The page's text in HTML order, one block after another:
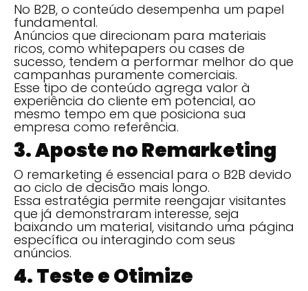
No B2B, o conteúdo desempenha um papel
fundamental.
Anúncios que direcionam para materiais
ricos, como whitepapers ou cases de
sucesso, tendem a performar melhor do que
campanhas puramente comerciais.
Esse tipo de conteúdo agrega valor à
experiência do cliente em potencial, ao
mesmo tempo em que posiciona sua
empresa como referência.
3. Aposte no Remarketing
O remarketing é essencial para o B2B devido
ao ciclo de decisão mais longo.
Essa estratégia permite reengajar visitantes
que já demonstraram interesse, seja
baixando um material, visitando uma página
específica ou interagindo com seus
anúncios.
4. Teste e Otimize